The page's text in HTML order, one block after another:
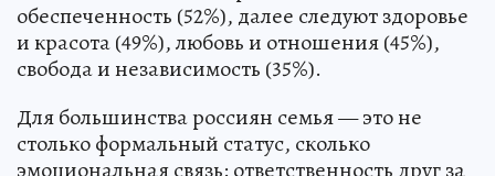
обеспеченность (52%), далее следуют здоровье
и красота (49%), любовь и отношения (45%),
свобода и независимость (35%).
Для большинства россиян семья — это не
столько формальный статус, сколько